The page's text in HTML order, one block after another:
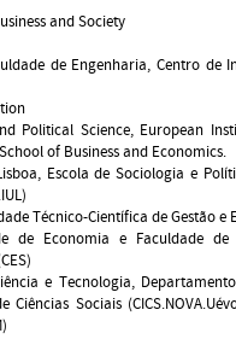
and Society
de Engenharia, Centro de
Political Science, European
of Business and Economics.
Escola de Sociologia e
Técnico-Científica de Gestão e
de Economia e Faculdade
e Tecnologia,
Sociais